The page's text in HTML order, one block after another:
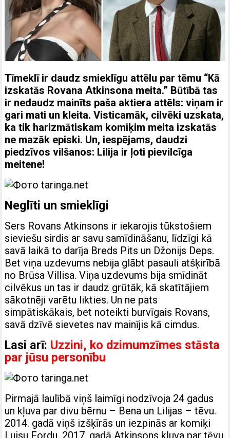
Tīmeklī ir daudz smieklīgu attēlu par tēmu “Kā
izskatās Rovana Atkinsona meita.” Būtībā tas
ir nedaudz mainīts paša aktiera attēls: viņam ir
gari mati un kleita. Visticamāk, cilvēki uzskata,
ka tik harizmātiskam komiķim meita izskatās
ne mazāk episki. Un, iespējams, daudzi
piedzīvos vilšanos: Lilija ir ļoti pievilcīga
meitene!
Neglīti un smieklīgi
Sers Rovans Atkinsons ir iekarojis tūkstošiem
sieviešu sirdis ar savu samīdināšanu, līdzīgi kā
savā laikā to darīja Breds Pits un Džonijs Deps.
Bet viņa uzdevums nebija glābt pasauli atšķirībā
no Brūsa Villisa. Viņa uzdevums bija smīdināt
cilvēkus un tas ir daudz grūtāk, kā skatītājiem
sākotnēji varētu likties. Un ne pats
simpātiskākais, bet noteikti burvīgais Rovans,
savā dzīvē sievetes nav mainījis kā cimdus.
Lasi arī: Uzzini, ko dzimumzīmes stāsta
par jūsu personību
Pirmajā laulībā viņš laimīgi nodzīvoja 24 gadus
un kļuva par divu bērnu – Bena un Lilijas – tēvu.
2014. gadā viņš izšķīrās un iezpinās ar komiķi